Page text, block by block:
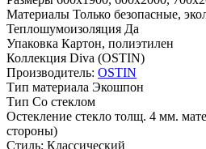
Материалы Только безопасные,
Теплошумоизоляция Да
Упаковка Картон, полиэтилен
Коллекция Diva (OSTIN)
Производитель: OSTIN
Тип материала Экошпон
Тип Со стеклом
Остекление стекло толщ. 4 мм.
стороны)
Стиль: Классический